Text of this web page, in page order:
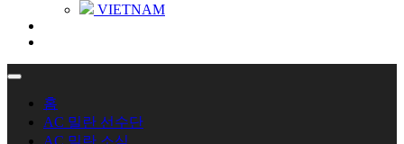
VIETNAM
홈
AC 밀란 선수단
AC 밀란 소식